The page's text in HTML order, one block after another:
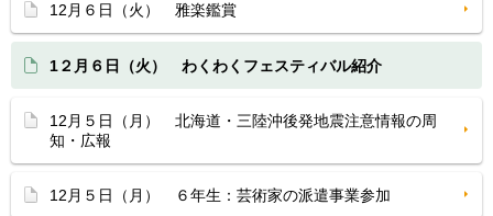
12月６日（火） 雅楽鑑賞
1２月６日（火） わくわくフェスティバル紹介
12月５日（月） 北海道・三陸沖後発地震注意情報の周
知・広報
12月５日（月） ６年生：芸術家の派遣事業参加